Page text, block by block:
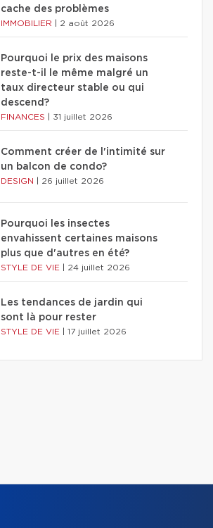
cache des problèmes
IMMOBILIER 2 août 2026
Pourquoi le prix des maisons
reste-t-il le même malgré un
taux directeur stable ou qui
descend?
FINANCES 31 juillet 2026
Comment créer de l'intimité sur
un balcon de condo?
DESIGN 26 juillet 2026
Pourquoi les insectes
envahissent certaines maisons
plus que d'autres en été?
STYLE DE VIE 24 juillet 2026
Les tendances de jardin qui
sont là pour rester
STYLE DE VIE 17 juillet 2026